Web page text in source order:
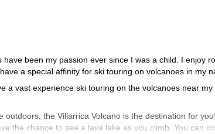
been my passion ever since I was a child. I enjoy
a special affinity for ski touring on volcanoes in my
a vast experience ski touring on the volcanoes near
the Villarrica Volcano is the destination for
the chance to see a lava lake as you climb. You can